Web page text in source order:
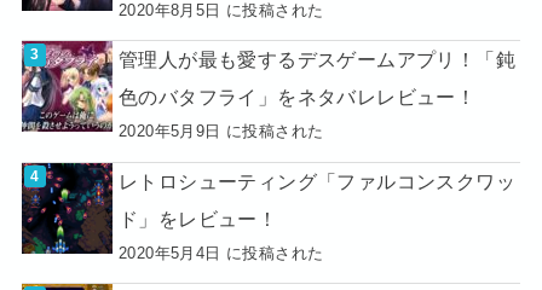
2020年8月5日 に投稿された
管理人が最も愛するデスゲームアプリ！「鈍
色のバタフライ」をネタバレレビュー！
2020年5月9日 に投稿された
レトロシューティング「ファルコンスクワッ
ド」をレビュー！
2020年5月4日 に投稿された